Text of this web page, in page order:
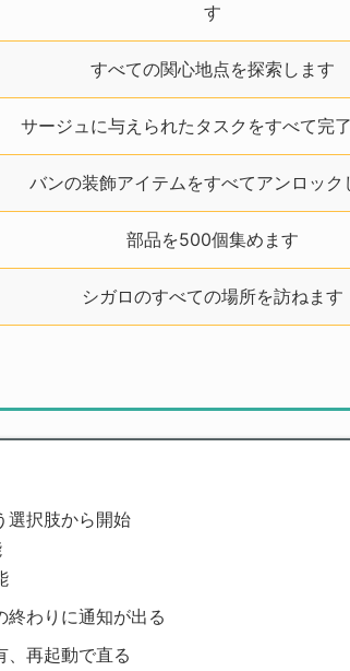
す
すべての関心地点を探索します
サージュに与えられたタスクをすべて完
バンの装飾アイテムをすべてアンロック
部品を500個集めます
シガロのすべての場所を訪ねます
選択肢から開始
終わりに通知が出る
、再起動で直る